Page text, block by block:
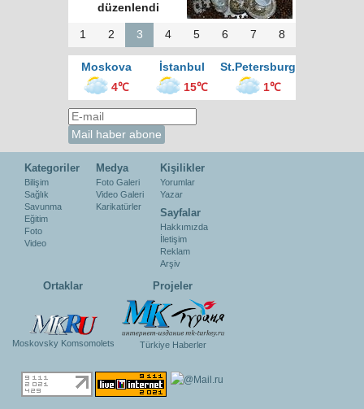
düzenlendi
1 2 3 4 5 6 7 8
Moskova İstanbul
St.Petersburg
4℃
15℃ 1℃
Kategoriler
Bilişim
Sağlık
Savunma
Eğitim
Foto
Video
Medya
Foto Galeri
Video Galeri
Karikatürler
Kişilikler
Yorumlar
Yazar
Sayfalar
Hakkımızda
İletişim
Reklam
Arşiv
Ortaklar
Moskovsky Komsomolets
Projeler
Türkiye Haberler